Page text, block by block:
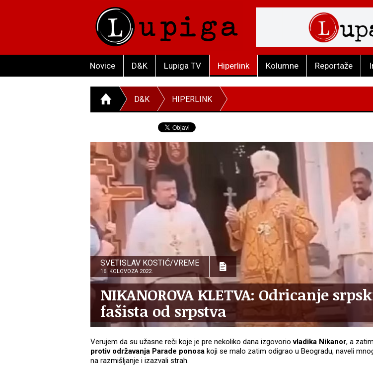
Novice D&K Lupiga TV Hiperlink Kolumne Reportaže
D&K HIPERLINK
SVETISLAV KOSTIĆ/VREME
16. KOLOVOZA 2022.
NIKANOROVA KLETVA: Odricanje
fašista od srpstva
Verujem da su užasne reči koje je pre nekoliko dana izgovoriovladika Nikanor, a
protiv održavanja Parade ponosa koji se malo zatim odigrao u Beogradu, naveli
na razmišljanje i izazvali strah.